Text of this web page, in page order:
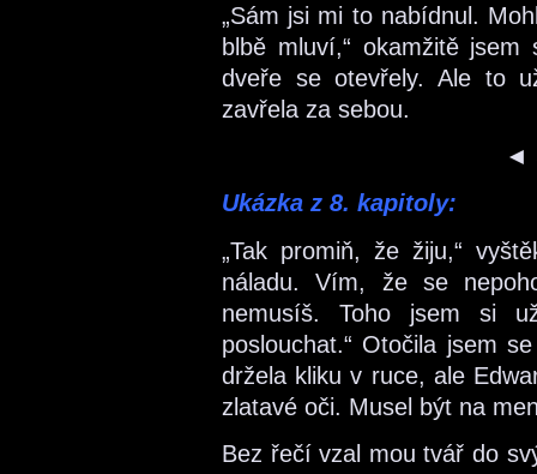
„Sám jsi mi to nabídnul.
blbě mluví,“ okamžitě
dveře se otevřely. Ale to
zavřela za sebou.
◄
Ukázka z 8. kapitoly:
„Tak promiň, že žiju,“
náladu. Vím, že se
nemusíš. Toho jsem si
poslouchat.“ Otočila jsem
držela kliku v ruce, ale
zlatavé oči. Musel být na
Bez řečí vzal mou tvář do